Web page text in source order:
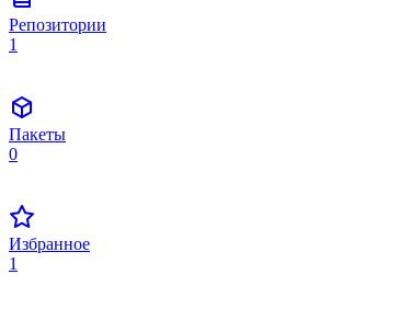
Репозитории
1
Пакеты
0
Избранное
1